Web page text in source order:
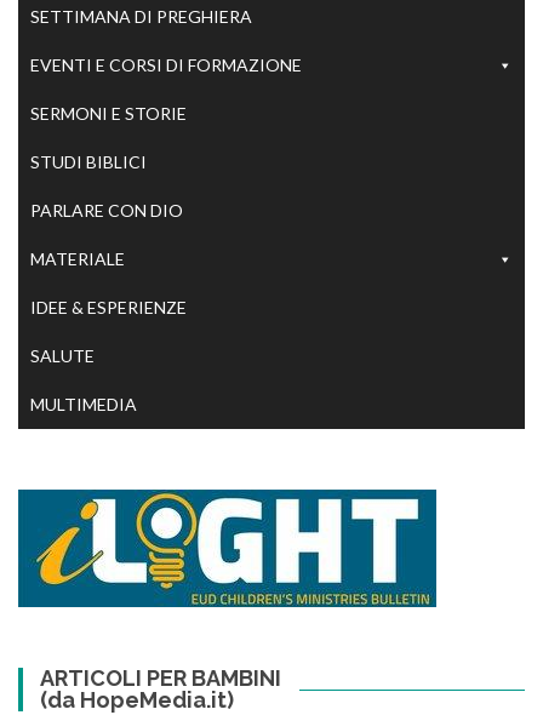
SETTIMANA DI PREGHIERA
EVENTI E CORSI DI FORMAZIONE
SERMONI E STORIE
STUDI BIBLICI
PARLARE CON DIO
MATERIALE
IDEE & ESPERIENZE
SALUTE
MULTIMEDIA
ARTICOLI PER BAMBINI
(da HopeMedia.it)